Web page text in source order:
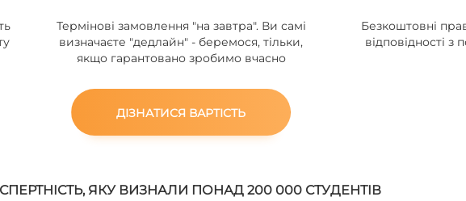
Термінові замовлення "на завтра". Ви самі
визначаєте "дедлайн" - беремося, тільки,
якщо гарантовано зробимо вчасно
Безкоштовні
відповідності
ДІЗНАТИСЯ ВАРТІСТЬ
ЯКУ ВИЗНАЛИ ПОНАД 200 000 СТУДЕНТІВ